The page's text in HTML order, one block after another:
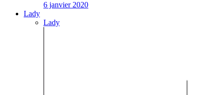
6 janvier 2020
Lady
Lady